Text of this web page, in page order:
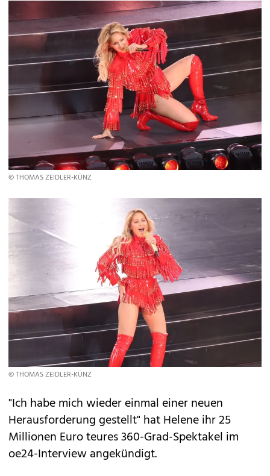
© THOMAS ZEIDLER-KÜNZ
© THOMAS ZEIDLER-KÜNZ
"Ich habe mich wieder einmal einer neuen
Herausforderung gestellt" hat Helene ihr 25
Millionen Euro teures 360-Grad-Spektakel im
oe24-Interview angekündigt.